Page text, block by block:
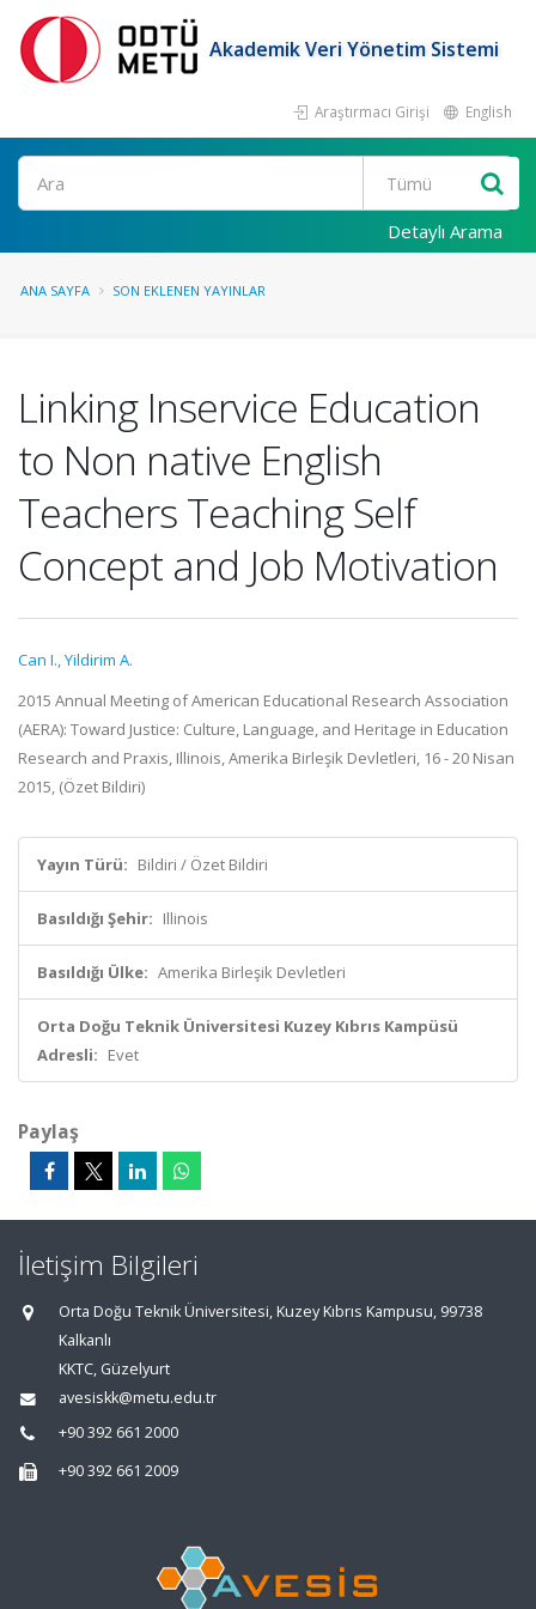
Akademik Veri Yönetim Sistemi
Araştırmacı Girişi English
Ara
Detaylı Arama
ANA SAYFA SON EKLENEN YAYINLAR
Linking Inservice Education
to Non native English
Teachers Teaching Self
Concept and Job Motivation
Can I.,Yildirim A.
2015 Annual Meeting of American Educational Research Association
(AERA): Toward Justice: Culture, Language, and Heritage in Education
Research and Praxis, Illinois, Amerika Birleşik Devletleri, 16 - 20 Nisan
2015, (Özet Bildiri)
Yayın Türü: Bildiri / Özet Bildiri
Basıldığı Şehir: Illinois
Basıldığı Ülke: Amerika Birleşik Devletleri
Orta Doğu Teknik Üniversitesi Kuzey Kıbrıs Kampüsü
Adresli: Evet
Paylaş
İletişim Bilgileri
Orta Doğu Teknik Üniversitesi, Kuzey Kıbrıs Kampusu, 99738
Kalkanlı
KKTC, Güzelyurt
avesiskk@metu.edu.tr
+90 392 661 2000
+90 392 661 2009